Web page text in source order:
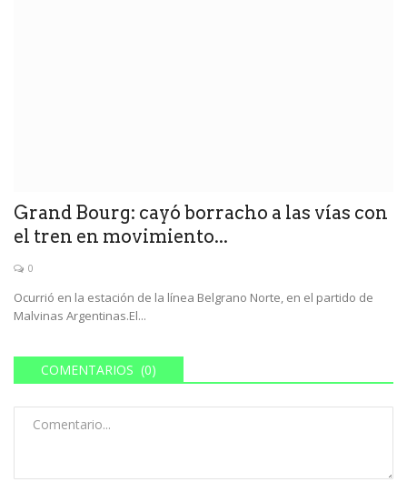
Grand Bourg: cayó borracho a las vías con
el tren en movimiento...
0
Ocurrió en la estación de la línea Belgrano Norte, en el partido de
Malvinas Argentinas.El...
COMENTARIOS (0)